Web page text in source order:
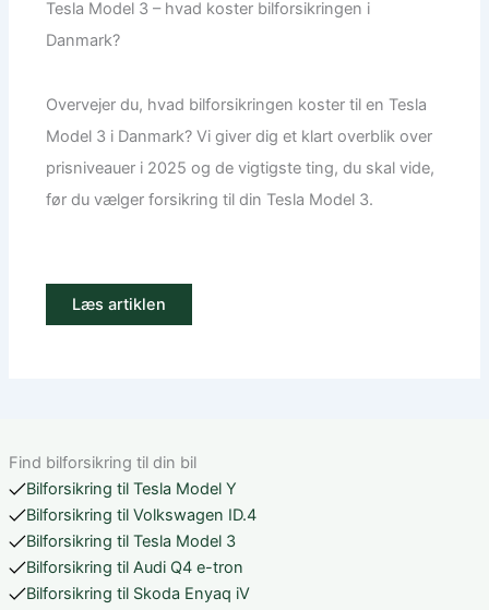
Tesla Model 3 – hvad koster bilforsikringen i
Danmark?
Overvejer du, hvad bilforsikringen koster til en Tesla
Model 3 i Danmark? Vi giver dig et klart overblik over
prisniveauer i 2025 og de vigtigste ting, du skal vide,
før du vælger forsikring til din Tesla Model 3.
Læs artiklen
Find bilforsikring til din bil
Bilforsikring til Tesla Model Y
Bilforsikring til Volkswagen ID.4
Bilforsikring til Tesla Model 3
Bilforsikring til Audi Q4 e-tron
Bilforsikring til Skoda Enyaq iV